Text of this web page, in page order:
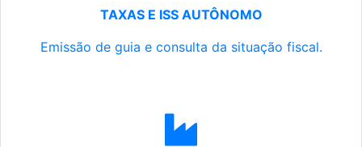
TAXAS E ISS AUTÔNOMO
Emissão de guia e consulta da situação fiscal.